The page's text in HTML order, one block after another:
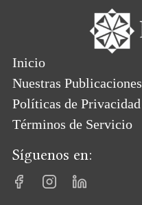
Inicio
Nuestras Publicaciones
Políticas de Privacidad
Términos de Servicio
Síguenos en: